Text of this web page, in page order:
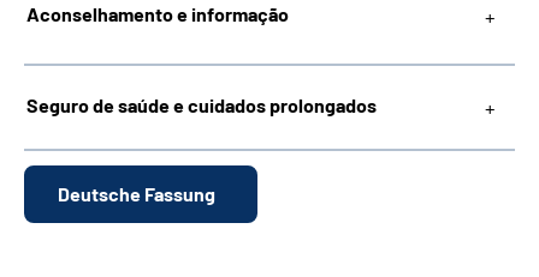
Aconselhamento e informação
Seguro de saúde e cuidados prolongados
Deutsche Fassung